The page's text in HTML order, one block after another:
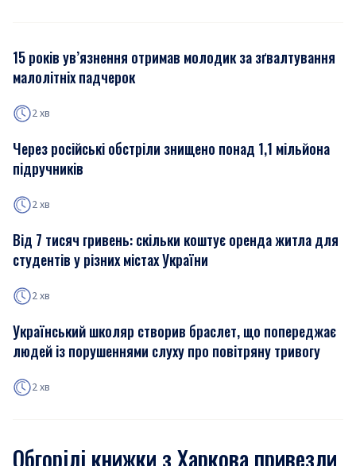
15 років ув’язнення отримав молодик за зґвалтування
малолітніх падчерок
2 хв
Через російські обстріли знищено понад 1,1 мільйона
підручників
2 хв
Від 7 тисяч гривень: скільки коштує оренда житла для
студентів у різних містах України
2 хв
Український школяр створив браслет, що попереджає
людей із порушеннями слуху про повітряну тривогу
2 хв
Обгорілі книжки з Харкова привезли